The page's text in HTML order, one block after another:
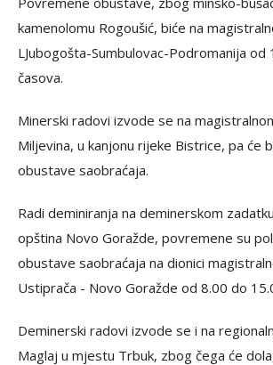
kamenolomu Rogoušić, biće na
LJubogošta-Sumbulovac-Podromanija od
časova.
Minerski radovi izvode se na
Miljevina, u kanjonu rijeke Bistrice, pa će
obustave saobraćaja.
Radi deminiranja na deminerskom
opština Novo Goražde, povremene su
obustave saobraćaja na dionici
Ustiprača - Novo Goražde od 8.00 do
Deminerski radovi izvode se i na
Maglaj u mjestu Trbuk, zbog čega će